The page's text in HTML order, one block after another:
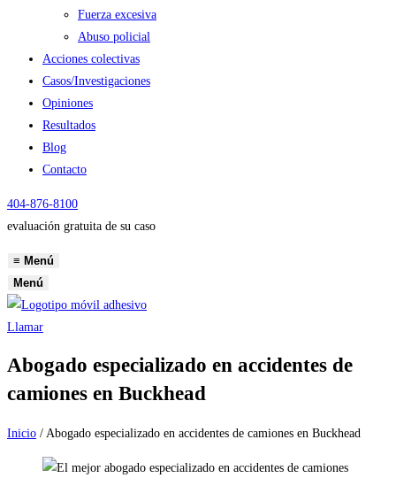
Fuerza excesiva
Abuso policial
Acciones colectivas
Casos/Investigaciones
Opiniones
Resultados
Blog
Contacto
404-876-8100
evaluación gratuita de su caso
≡ Menú
Menú
Llamar
Abogado especializado en accidentes de
camiones en Buckhead
Inicio / Abogado especializado en accidentes de camiones en Buckhead